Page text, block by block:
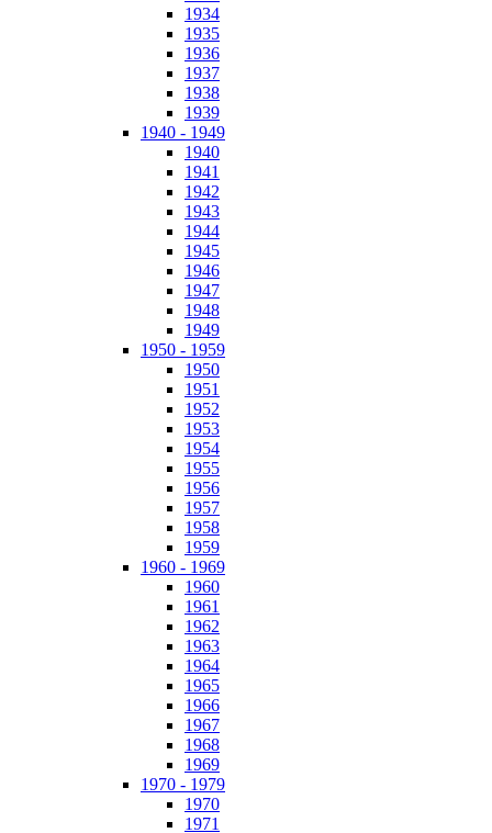
1934
1935
1936
1937
1938
1939
1940 - 1949
1940
1941
1942
1943
1944
1945
1946
1947
1948
1949
1950 - 1959
1950
1951
1952
1953
1954
1955
1956
1957
1958
1959
1960 - 1969
1960
1961
1962
1963
1964
1965
1966
1967
1968
1969
1970 - 1979
1970
1971